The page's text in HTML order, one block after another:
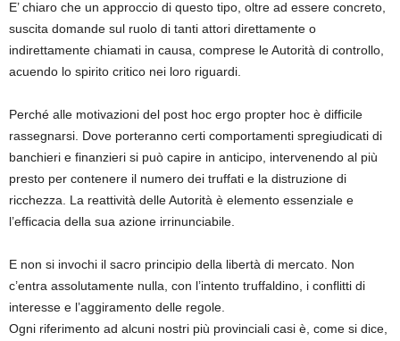
E’ chiaro che un approccio di questo tipo, oltre ad essere concreto,
suscita domande sul ruolo di tanti attori direttamente o
indirettamente chiamati in causa, comprese le Autorità di controllo,
acuendo lo spirito critico nei loro riguardi.
Perché alle motivazioni del post hoc ergo propter hoc è difficile
rassegnarsi. Dove porteranno certi comportamenti spregiudicati di
banchieri e finanzieri si può capire in anticipo, intervenendo al più
presto per contenere il numero dei truffati e la distruzione di
ricchezza. La reattività delle Autorità è elemento essenziale e
l’efficacia della sua azione irrinunciabile.
E non si invochi il sacro principio della libertà di mercato. Non
c’entra assolutamente nulla, con l’intento truffaldino, i conflitti di
interesse e l’aggiramento delle regole.
Ogni riferimento ad alcuni nostri più provinciali casi è, come si dice,